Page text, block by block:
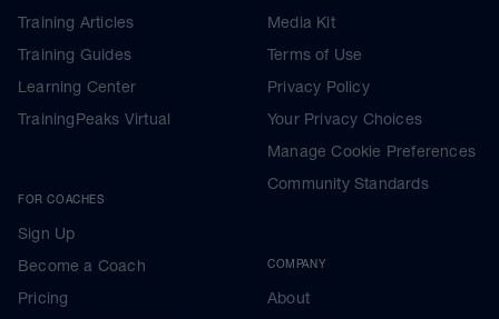
Training Articles
Training Guides
Learning Center
TrainingPeaks Virtual
FOR COACHES
Sign Up
Become a Coach
Pricing
Media Kit
Terms of Use
Privacy Policy
Your Privacy Choices
Manage Cookie Preferences
Community Standards
COMPANY
About